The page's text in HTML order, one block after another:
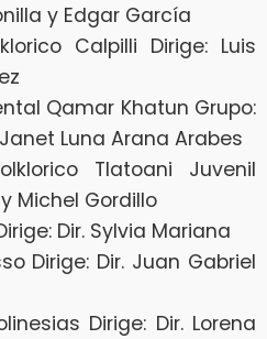
y Edgar García
Calpilli Dirige: Luis
Qamar Khatun Grupo:
Luna Arana Arabes
Tlatoani Juvenil
Michel Gordillo
Dir. Sylvia Mariana
Dirige: Dir. Juan Gabriel
Dirige: Dir. Lorena